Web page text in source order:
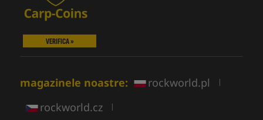
VERIFICA »
magazinele noastre: rockworld.pl |
rockworld.cz |